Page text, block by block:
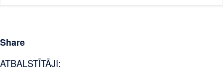
Share
ATBALSTĪTĀJI: